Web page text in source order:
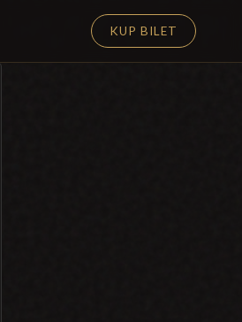
KUP BILET